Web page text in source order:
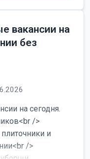
вакансии на
без
на сегодня.
/>
и
/>